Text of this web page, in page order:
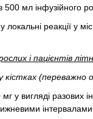
500 мл інфузійного
реакції у
і пацієнтів
(переважно
у вигляді разових